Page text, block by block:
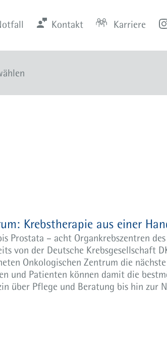
Kontakt Karriere
Krebstherapie aus einer
Prostata – acht Organkrebszentren
von der Deutsche Krebsgesellschaft
Onkologischen Zentrum die
und Patienten können damit die
über Pflege und Beratung bis hin zur